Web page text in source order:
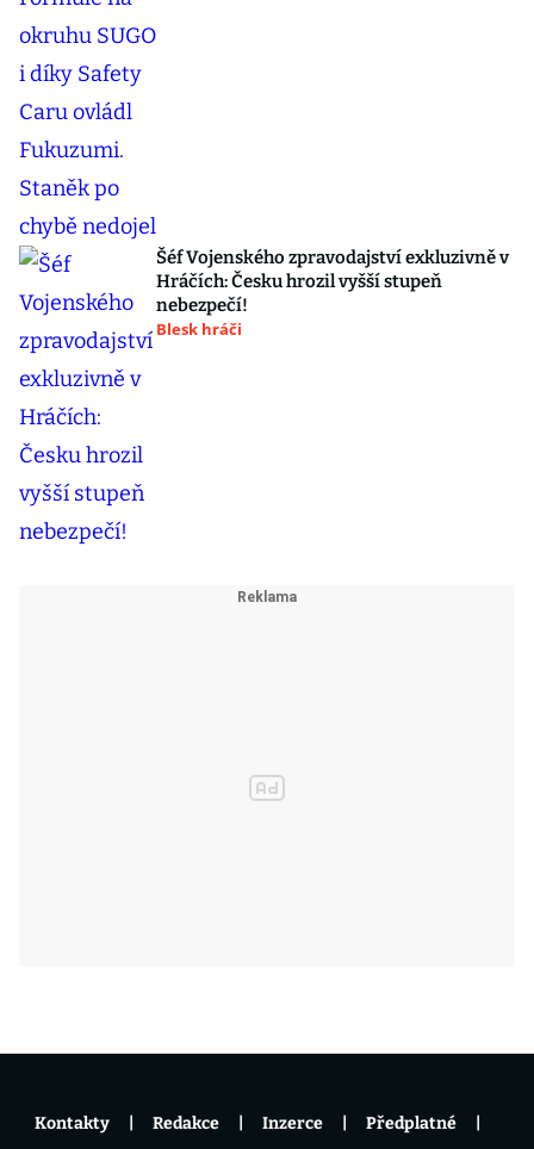
Šéf Vojenského zpravodajství exkluzivně v
Hráčích: Česku hrozil vyšší stupeň
nebezpečí!
Blesk hráči
Kontakty Redakce Inzerce Předplatné